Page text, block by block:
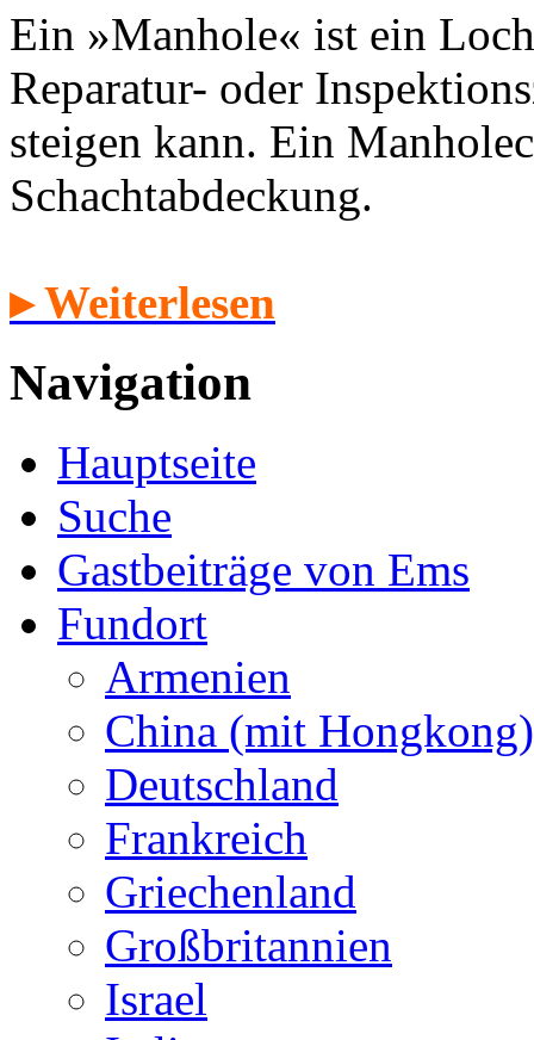
Ein »Manhole« ist ein
Reparatur- oder
steigen kann. Ein
Schachtabdeckung.
▸ Weiterlesen
Navigation
Hauptseite
Suche
Gastbeiträge von Ems
Fundort
Armenien
China (mit Hongkong)
Deutschland
Frankreich
Griechenland
Großbritannien
Israel